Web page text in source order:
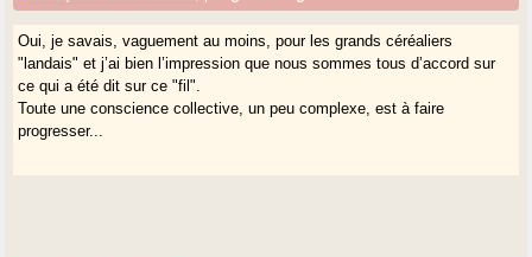
Oui, je savais, vaguement au moins, pour les grands céréaliers
"landais" et j’ai bien l’impression que nous sommes tous d’accord sur
ce qui a été dit sur ce "fil".
Toute une conscience collective, un peu complexe, est à faire
progresser...